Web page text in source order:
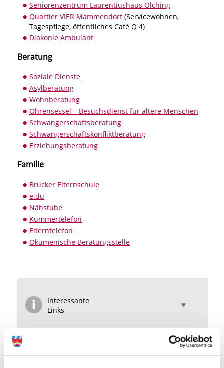
Seniorenzentrum Laurentiushaus Olching
Quartier VIER Mammendorf(Servicewohnen,
Tagespflege, öffentliches Café Q 4)
Diakonie Ambulant
Beratung
Soziale Dienste
Asylberatung
Wohnberatung
Ohrensessel – Besuchsdienst für ältere Menschen
Schwangerschaftsberatung
Schwangerschaftskonfliktberatung
Erziehungsberatung
Familie
Brucker Elternschule
e:du
Nähstube
Kummertelefon
Elterntelefon
Ökumenische Beratungsstelle
Interessante
Links
Mit einem Klick zu Facebook